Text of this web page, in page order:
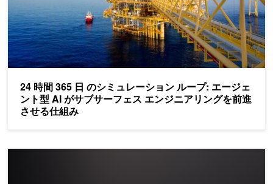
24 時間 365 日 のシミュレーション ループ: エージェ
ント型 AI がサブサーフェス エンジニアリングを前進
させる仕組み